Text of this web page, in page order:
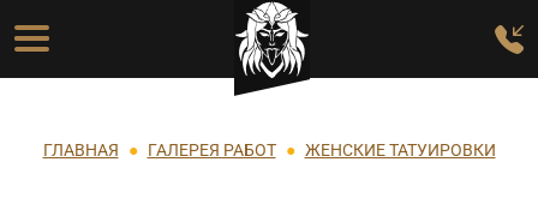
Перейти к основному содержанию
Основная навигация
Строка навигации
ГЛАВНАЯ ГАЛЕРЕЯ РАБОТ ЖЕНСКИЕ ТАТУИРОВКИ